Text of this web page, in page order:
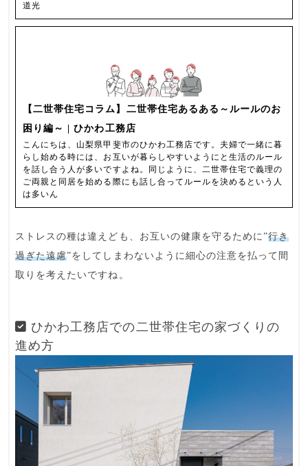
道光
【二世帯住宅コラム】二世帯住宅あるある～ルールのお
困り編～ | ひかわ工務店
こんにちは、山梨県甲斐市のひかわ工務店です。夫婦で一緒に暮
らし始める時には、お互いが暮らしやすいようにと生活のルール
を話し合う人が多いですよね。同じように、二世帯住宅で義理の
ご両親と同居を始める際にも話し合ってルールを決めるという人
は多いん
ストレスの種は違えども、お互いの健康を守るために”行き
過ぎた遠慮”をしてしまわないように細心の注意を払って間
取りを考えたいですね。
ひかわ工務店での二世帯住宅の家づくりの
進め方